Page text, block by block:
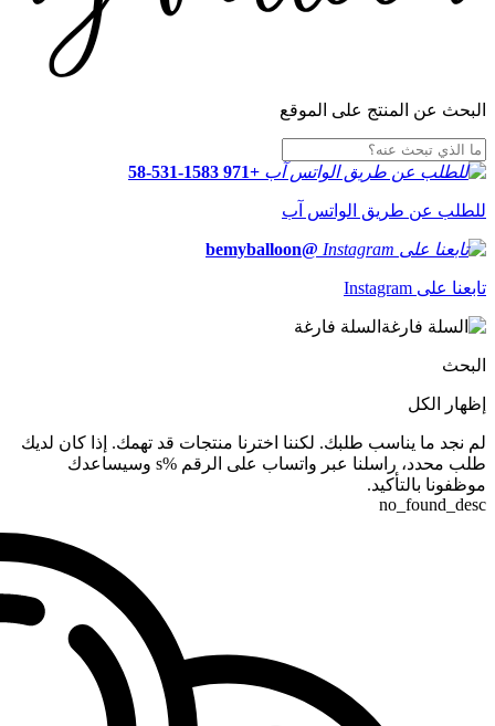
البحث عن المنتج على الموقع
+971 58-531-1583
للطلب عن طريق الواتس آب
@bemyballoon
تابعنا على Instagram
السلة فارغة
البحث
إظهار الكل
لم نجد ما يناسب طلبك. لكننا اخترنا منتجات قد تهمك. إذا كان لديك
طلب محدد، راسلنا عبر واتساب على الرقم %s وسيساعدك
موظفونا بالتأكيد.
no_found_desc